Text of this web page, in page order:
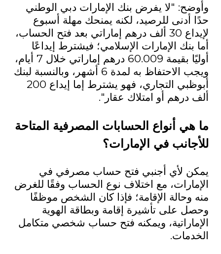
وأوضح: "لا يفرض بنك الإمارات دبي الوطني
حدًا أدنى للرصيد، لكنه يمنحك مهلة أسبوع
لإيداع 30 ألف درهم إماراتي بعد فتح الحساب،
أما بنك الإمارات الإسلامي؛ فيشترط إيداعًا
أوليًا بقيمة 60.009 درهم إماراتي خلال 7 أيام،
ويجب الاحتفاظ به لمدة 6 أشهر، وبالنسبة لبنك
أبوظبي التجاري، فهو يشترط إما إيداع 200
ألف درهم أو امتلاك عقار".
ما هي أنواع الحسابات المصرفية المتاحة
للأجانب في الإمارات؟
يمكن لأي أجنبي فتح حساب مصرفي في
الإمارات، مع اختلاف نوع الحساب وفقًا للغرض
منه وحالة الإقامة؛ فإذا كان الشخص موظفًا
وحصل على تأشيرة إقامة وبطاقة الهوية
الإماراتية، ويمكنه فتح حساب شخصي متكامل
الخدمات.